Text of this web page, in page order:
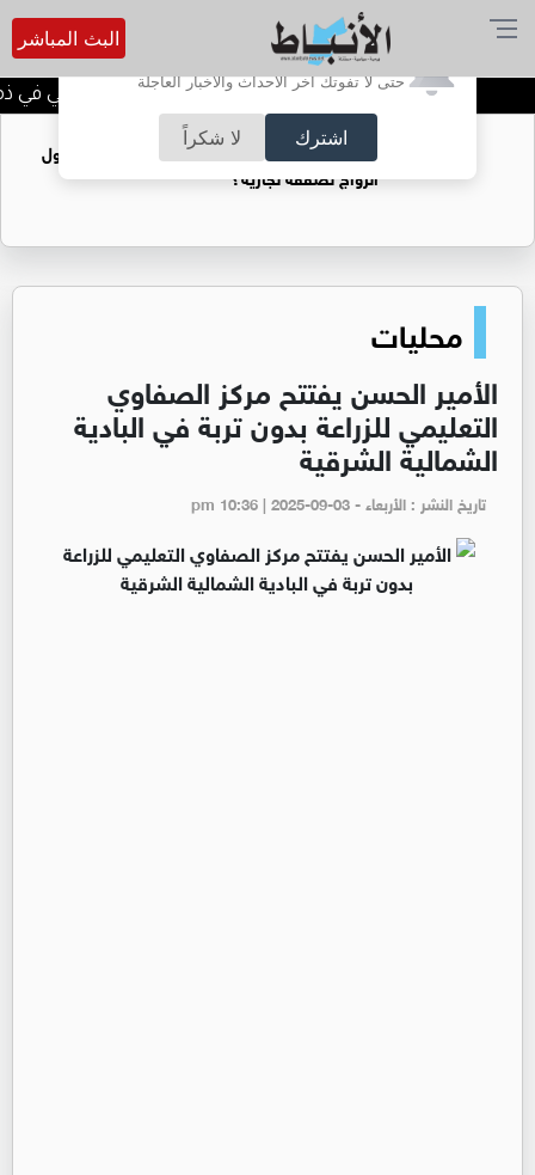
أترغب في تفعيل الإشعارات؟
حتى لا تفوتك آخر الأحداث والأخبار العاجلة
اشترك لا شكراً
البث المباشر
الحاجة خالدة محمود الكرمي في ذمة
فتيات يستغللنه لتحقيق مكاسب مادية.. هل تحول
الزواج لصفقة تجارية؟
محليات
الأمير الحسن يفتتح مركز الصفاوي
التعليمي للزراعة بدون تربة في البادية
الشمالية الشرقية
تاريخ النشر : الأربعاء - pm 10:36 | 2025-09-03